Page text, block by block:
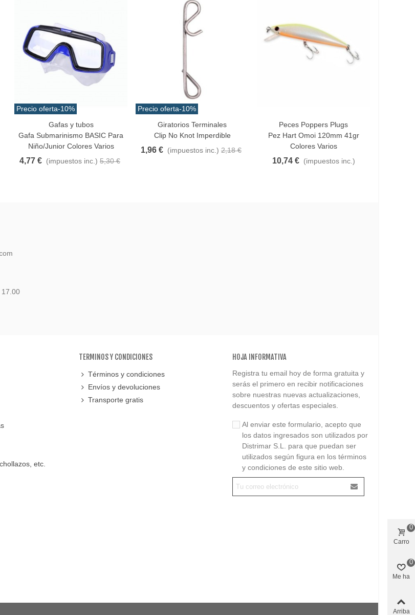
Precio oferta-10%
Añadir Al Carrito
Gafas y tubos
Gafa Submarinismo BASIC Para
Niño/junior Colores Varios
4,77 € (impuestos inc.) 5,30 €
Precio oferta-10%
Favorito
Giratorios Terminales
Clip No Knot Imperdible
1,96 € (impuestos inc.) 2,18 €
Favorito
Peces Poppers Plugs
Pez Hart Omoi 120mm 41gr
Colores Varios
10,74 € (impuestos inc.)
17.00
etc.
TERMINOS Y CONDICIONES
Términos y condiciones
Envíos y devoluciones
Transporte gratis
HOJA INFORMATIVA
Registra tu email hoy de forma gratuita y
serás el primero en recibir notificaciones
sobre nuestras nuevas actualizaciones,
descuentos y ofertas especiales.
Al enviar este formulario, acepto que
los datos ingresados son utilizados por
Distrimar S.L. para que puedan ser
utilizados según figura en los términos
y condiciones de este sitio web.
Carro
0
Me ha
0
Arriba